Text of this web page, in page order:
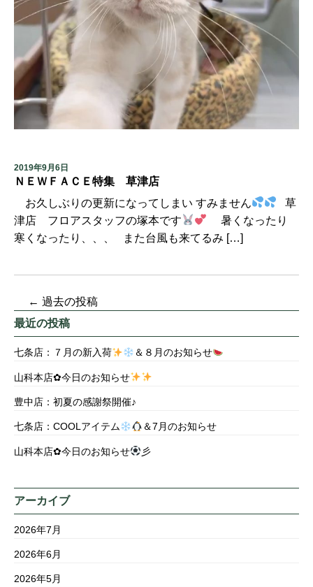
2019年9月6日
ＮＥＷＦＡＣＥ特集 草津店
お久しぶりの更新になってしまい すみません
草
津店 フロアスタッフの塚本です
暑くなったり
寒くなったり、、、 また台風も来てるみ […]
← 過去の投稿
最近の投稿
七条店：７月の新入荷 ＆８月のお知らせ
山科本店✿今日のお知らせ
豊中店：初夏の感謝祭開催♪
七条店：COOLアイテム ＆7月のお知らせ
山科本店✿今日のお知らせ 彡
アーカイブ
2026年7月
2026年6月
2026年5月